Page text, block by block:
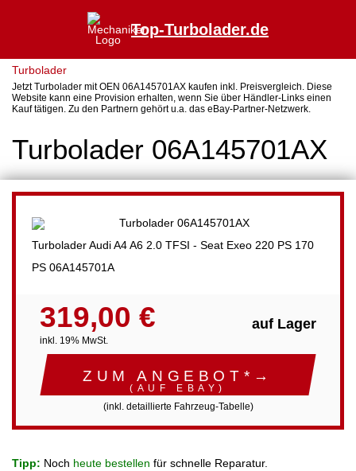
Top-Turbolader.de
Turbolader
Jetzt Turbolader mit OEN 06A145701AX kaufen inkl. Preisvergleich. Diese
Website kann eine Provision erhalten, wenn Sie über Händler-Links einen
Kauf tätigen. Zu den Partnern gehört u.a. das eBay-Partner-Netzwerk.
Turbolader 06A145701AX
Turbolader Audi A4 A6 2.0 TFSI - Seat Exeo 220 PS 170
PS 06A145701A
319,00 €
inkl. 19% MwSt.
auf Lager
ZUM ANGEBOT*→
(AUF EBAY)
(inkl. detaillierte Fahrzeug-Tabelle)
Tipp: Noch heute bestellen für schnelle Reparatur.